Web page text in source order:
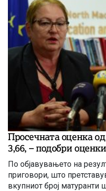
Просечната оценка
3,66, – подобри
По објавувањето на
приговори, што
вкупниот број матуранти